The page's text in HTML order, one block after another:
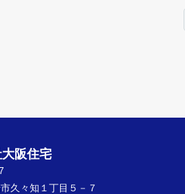
阪住宅
久々知１丁目５－７